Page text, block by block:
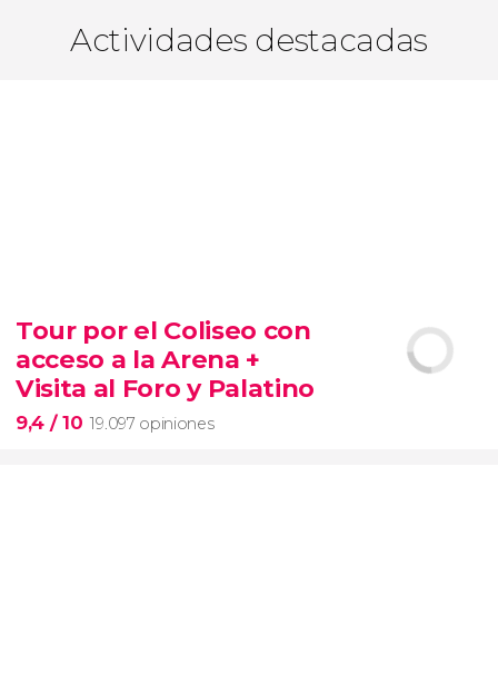
Actividades destacadas
Tour por el Coliseo con
acceso a la Arena +
Visita al Foro y Palatino
9,4 / 10 19.097 opiniones